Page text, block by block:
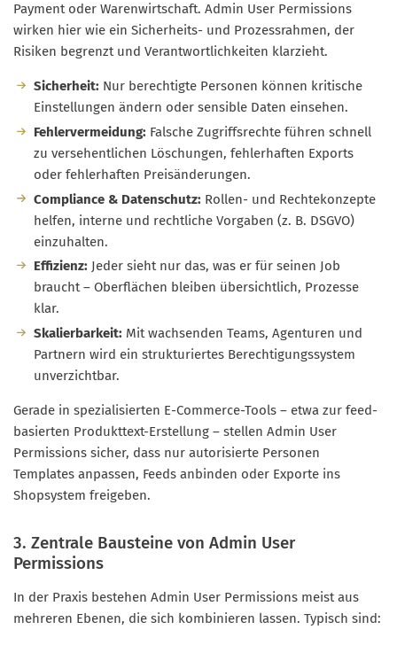
Payment oder Warenwirtschaft. Admin User Permissions
wirken hier wie ein Sicherheits- und Prozessrahmen, der
Risiken begrenzt und Verantwortlichkeiten klarzieht.
Sicherheit: Nur berechtigte Personen können kritische
Einstellungen ändern oder sensible Daten einsehen.
Fehlervermeidung: Falsche Zugriffsrechte führen schnell
zu versehentlichen Löschungen, fehlerhaften Exports
oder fehlerhaften Preisänderungen.
Compliance & Datenschutz: Rollen- und Rechtekonzepte
helfen, interne und rechtliche Vorgaben (z. B. DSGVO)
einzuhalten.
Effizienz: Jeder sieht nur das, was er für seinen Job
braucht – Oberflächen bleiben übersichtlich, Prozesse
klar.
Skalierbarkeit: Mit wachsenden Teams, Agenturen und
Partnern wird ein strukturiertes Berechtigungssystem
unverzichtbar.
Gerade in spezialisierten E-Commerce-Tools – etwa zur feed-
basierten Produkttext-Erstellung – stellen Admin User
Permissions sicher, dass nur autorisierte Personen
Templates anpassen, Feeds anbinden oder Exporte ins
Shopsystem freigeben.
3. Zentrale Bausteine von Admin User
Permissions
In der Praxis bestehen Admin User Permissions meist aus
mehreren Ebenen, die sich kombinieren lassen. Typisch sind: